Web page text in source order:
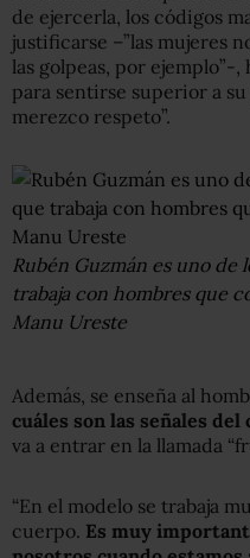
de ejercerla, los códigos
justificarse –”las mujeres
las golpeas, por ejemplo”-
para sentirse superior a
merezco respeto”.
Rubén Guzmán es uno de
trabaja con hombres que
Manu Ureste
Además, se enseña al
cuáles son las señales del
va a entrar en la llamada
“En el modelo se trabaja
cuerpo. Es muy